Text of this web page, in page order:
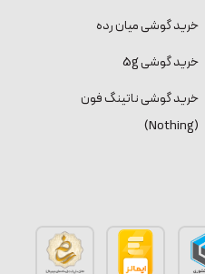
خرید گوشی میان رده
خرید گوشی 5g
خرید گوشی ناتینگ فون
(Nothing)